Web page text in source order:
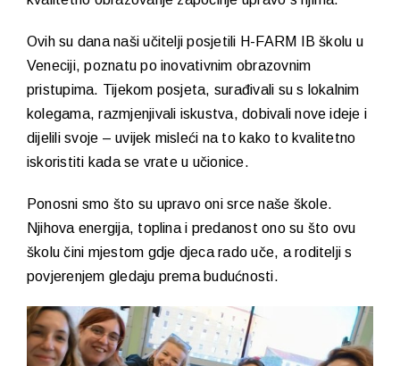
Ovih su dana naši učitelji posjetili H-FARM IB školu u
Veneciji, poznatu po inovativnim obrazovnim
pristupima. Tijekom posjeta, surađivali su s lokalnim
kolegama, razmjenjivali iskustva, dobivali nove ideje i
dijelili svoje – uvijek misleći na to kako to kvalitetno
iskoristiti kada se vrate u učionice.
Ponosni smo što su upravo oni srce naše škole.
Njihova energija, toplina i predanost ono su što ovu
školu čini mjestom gdje djeca rado uče, a roditelji s
povjerenjem gledaju prema budućnosti.